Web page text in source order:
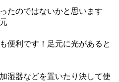
たのではないかと思います
便利です！足元に光があると
湿器などを置いたり決して使